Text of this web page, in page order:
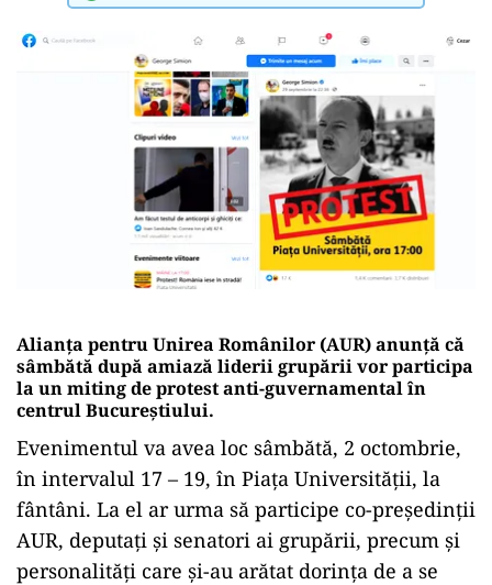
Alianța pentru Unirea Românilor (AUR) anunță că
sâmbătă după amiază liderii grupării vor participa
la un miting de protest anti-guvernamental în
centrul Bucureștiului.
Evenimentul va avea loc sâmbătă, 2 octombrie,
în intervalul 17 – 19, în Piața Universității, la
fântâni. La el ar urma să participe co-președinții
AUR, deputați și senatori ai grupării, precum și
personalități care și-au arătat dorința de a se